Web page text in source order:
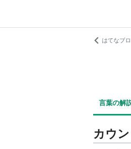
はてなブ
言葉の解
カウ